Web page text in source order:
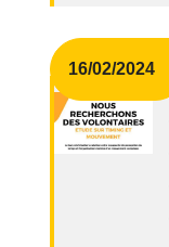
16/02/2024